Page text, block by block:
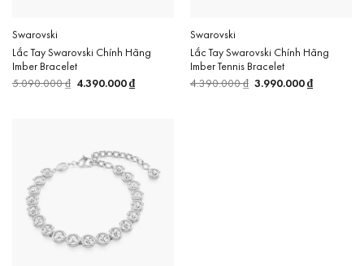
Swarovski
Lắc Tay Swarovski Chính Hãng
Imber Bracelet
5.090.000₫ Giá
gốc
4.390.000₫Giá
hiện
Swarovski
Lắc Tay Swarovski Chính Hãng
Imber Tennis Bracelet
4.390.000₫ Giá
gốc
3.990.000₫Giá
hiện